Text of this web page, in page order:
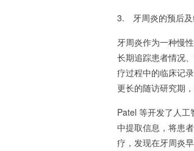
3. 牙周炎的预后及
牙周炎作为一种慢
长期追踪患者情况
疗过程中的临床记
更长的随访研究期
Patel 等开发了人
中提取信息，将患
疗，发现在牙周炎